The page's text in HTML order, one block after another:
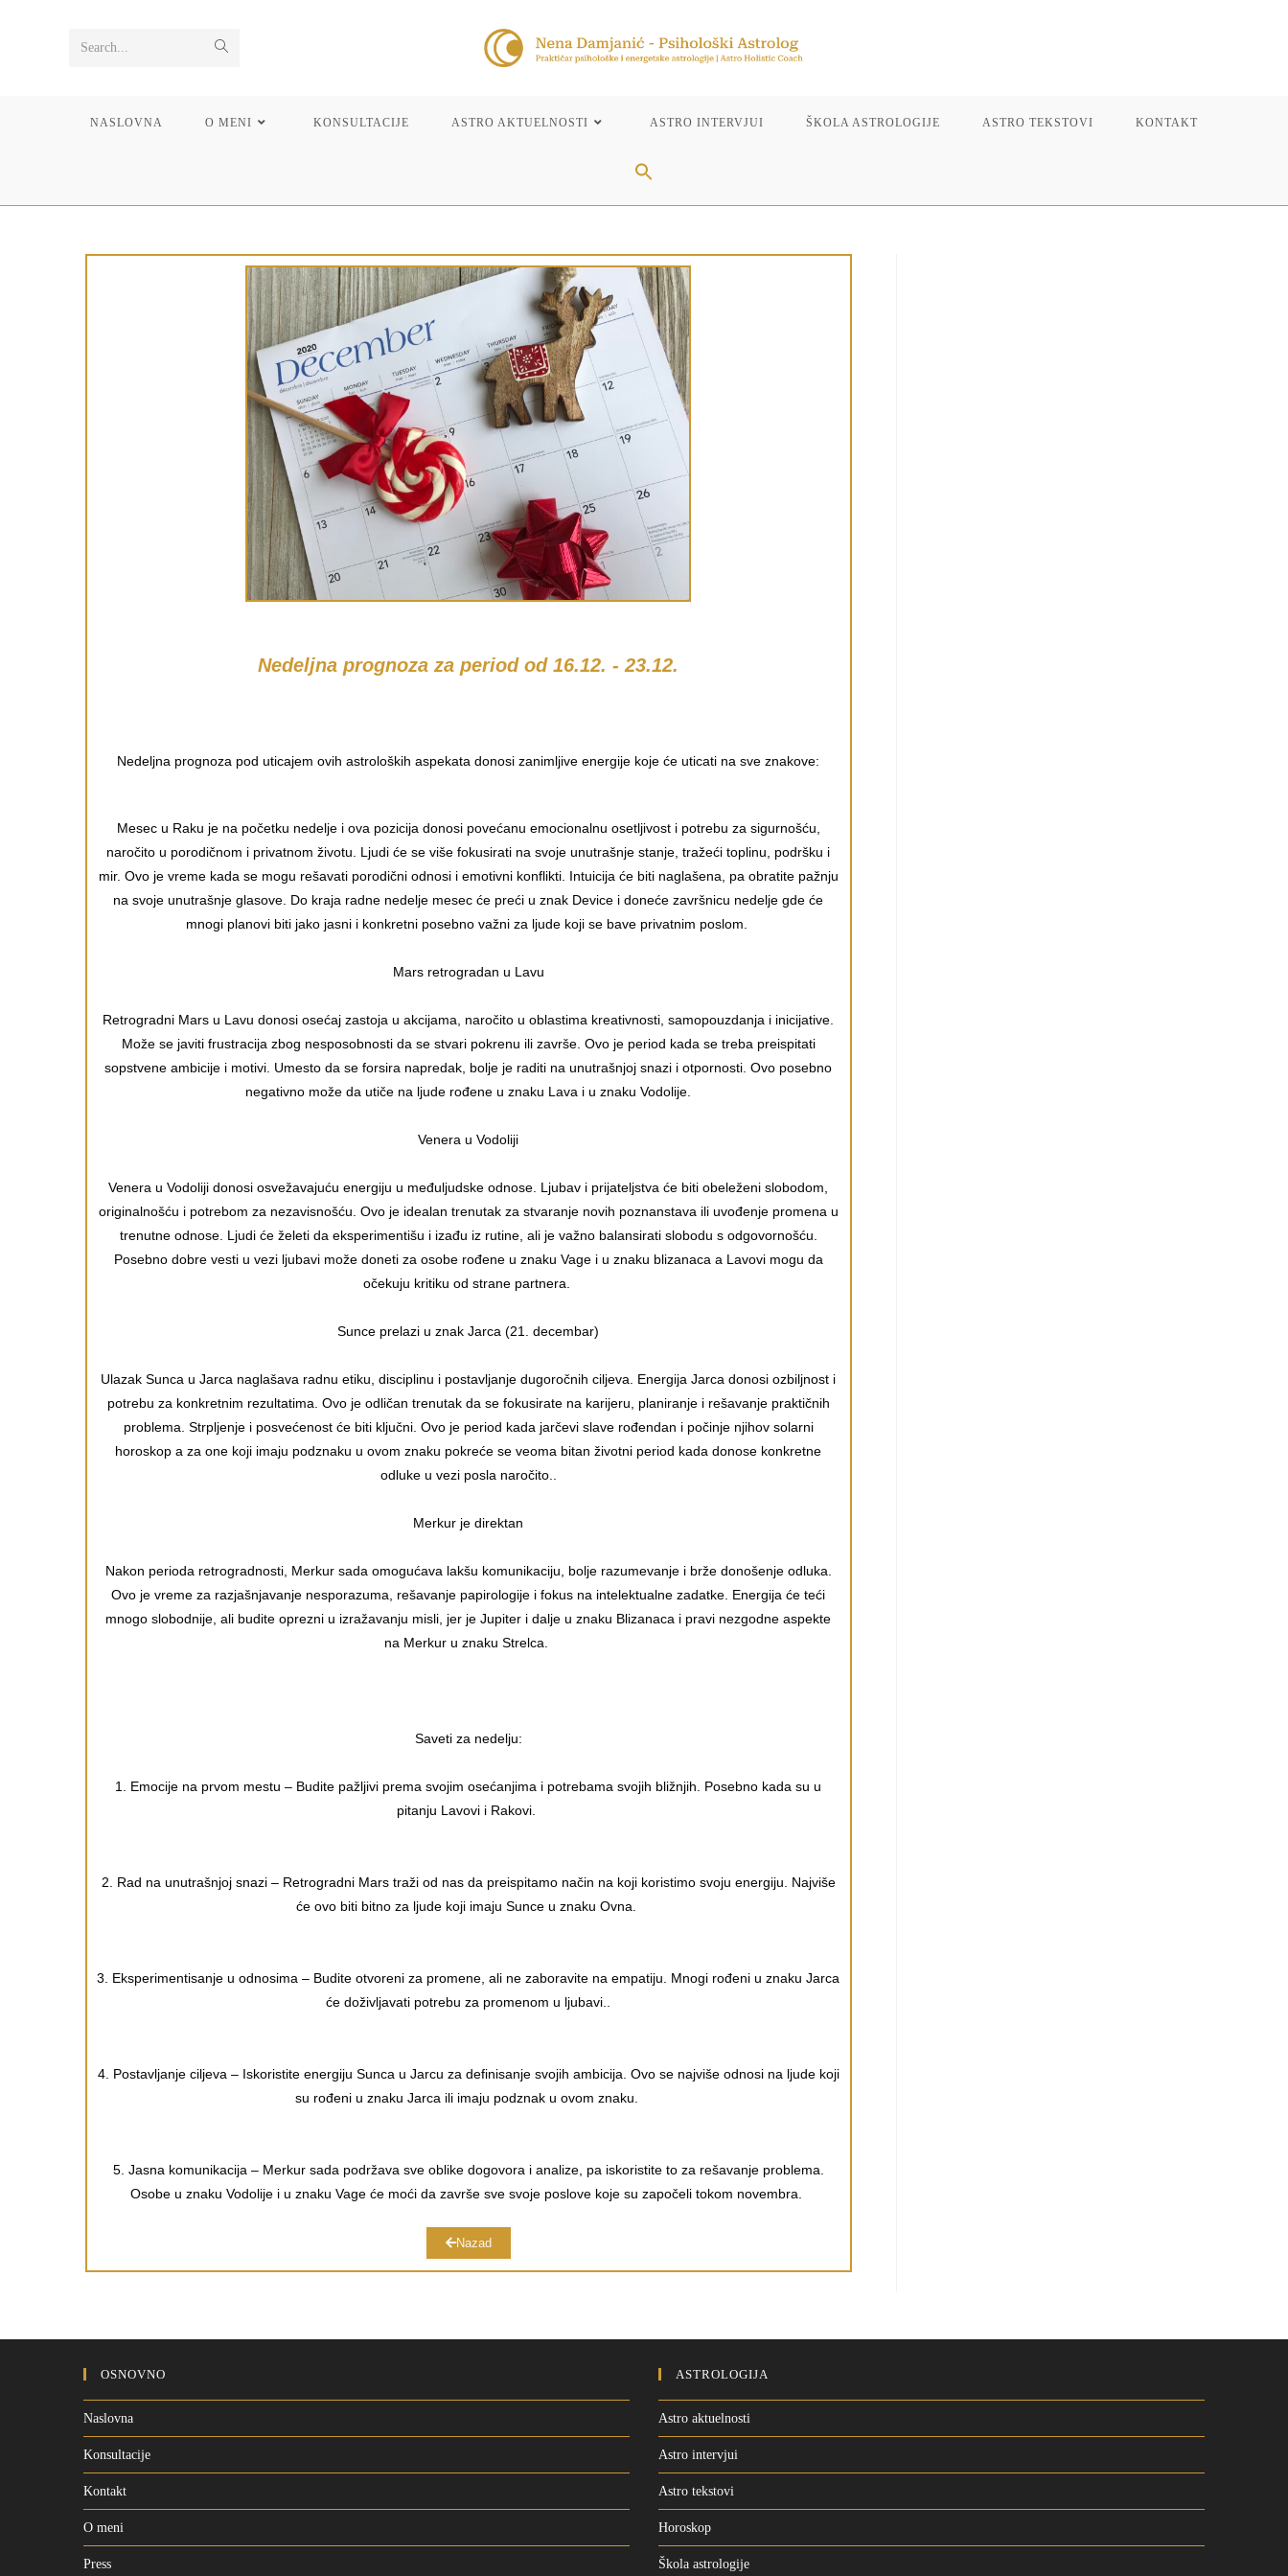
Search...
NASLOVNA O MENI KONSULTACIJE ASTRO AKTUELNOSTI ASTRO INTERVJUI ŠKOLA ASTROLOGIJE ASTRO TEKSTOVI KONTAKT
Nedeljna prognoza za period od 16.12. - 23.12.
Nedeljna prognoza pod uticajem ovih astroloških aspekata donosi zanimljive energije koje će uticati na sve znakove:
Mesec u Raku je na početku nedelje i ova pozicija donosi povećanu emocionalnu osetljivost i potrebu za sigurnošću,
naročito u porodičnom i privatnom životu. Ljudi će se više fokusirati na svoje unutrašnje stanje, tražeći toplinu, podršku i
mir. Ovo je vreme kada se mogu rešavati porodični odnosi i emotivni konflikti. Intuicija će biti naglašena, pa obratite pažnju
na svoje unutrašnje glasove. Do kraja radne nedelje mesec će preći u znak Device i doneće završnicu nedelje gde će
mnogi planovi biti jako jasni i konkretni posebno važni za ljude koji se bave privatnim poslom.
Mars retrogradan u Lavu
Retrogradni Mars u Lavu donosi osećaj zastoja u akcijama, naročito u oblastima kreativnosti, samopouzdanja i inicijative.
Može se javiti frustracija zbog nesposobnosti da se stvari pokrenu ili završe. Ovo je period kada se treba preispitati
sopstvene ambicije i motivi. Umesto da se forsira napredak, bolje je raditi na unutrašnjoj snazi i otpornosti. Ovo posebno
negativno može da utiče na ljude rođene u znaku Lava i u znaku Vodolije.
Venera u Vodoliji
Venera u Vodoliji donosi osvežavajuću energiju u međuljudske odnose. Ljubav i prijateljstva će biti obeleženi slobodom,
originalnošću i potrebom za nezavisnošću. Ovo je idealan trenutak za stvaranje novih poznanstava ili uvođenje promena u
trenutne odnose. Ljudi će želeti da eksperimentišu i izađu iz rutine, ali je važno balansirati slobodu s odgovornošću.
Posebno dobre vesti u vezi ljubavi može doneti za osobe rođene u znaku Vage i u znaku blizanaca a Lavovi mogu da
očekuju kritiku od strane partnera.
Sunce prelazi u znak Jarca (21. decembar)
Ulazak Sunca u Jarca naglašava radnu etiku, disciplinu i postavljanje dugoročnih ciljeva. Energija Jarca donosi ozbiljnost i
potrebu za konkretnim rezultatima. Ovo je odličan trenutak da se fokusirate na karijeru, planiranje i rešavanje praktičnih
problema. Strpljenje i posvećenost će biti ključni. Ovo je period kada jarčevi slave rođendan i počinje njihov solarni
horoskop a za one koji imaju podznaku u ovom znaku pokreće se veoma bitan životni period kada donose konkretne
odluke u vezi posla naročito..
Merkur je direktan
Nakon perioda retrogradnosti, Merkur sada omogućava lakšu komunikaciju, bolje razumevanje i brže donošenje odluka.
Ovo je vreme za razjašnjavanje nesporazuma, rešavanje papirologije i fokus na intelektualne zadatke. Energija će teći
mnogo slobodnije, ali budite oprezni u izražavanju misli, jer je Jupiter i dalje u znaku Blizanaca i pravi nezgodne aspekte
na Merkur u znaku Strelca.
Saveti za nedelju:
1. Emocije na prvom mestu – Budite pažljivi prema svojim osećanjima i potrebama svojih bližnjih. Posebno kada su u
pitanju Lavovi i Rakovi.
2. Rad na unutrašnjoj snazi – Retrogradni Mars traži od nas da preispitamo način na koji koristimo svoju energiju. Najviše
će ovo biti bitno za ljude koji imaju Sunce u znaku Ovna.
3. Eksperimentisanje u odnosima – Budite otvoreni za promene, ali ne zaboravite na empatiju. Mnogi rođeni u znaku Jarca
će doživljavati potrebu za promenom u ljubavi..
4. Postavljanje ciljeva – Iskoristite energiju Sunca u Jarcu za definisanje svojih ambicija. Ovo se najviše odnosi na ljude koji
su rođeni u znaku Jarca ili imaju podznak u ovom znaku.
5. Jasna komunikacija – Merkur sada podržava sve oblike dogovora i analize, pa iskoristite to za rešavanje problema.
Osobe u znaku Vodolije i u znaku Vage će moći da završe sve svoje poslove koje su započeli tokom novembra.
Nazad
OSNOVNO
Naslovna
Konsultacije
Kontakt
O meni
Press
ASTROLOGIJA
Astro aktuelnosti
Astro intervjui
Astro tekstovi
Horoskop
Škola astrologije